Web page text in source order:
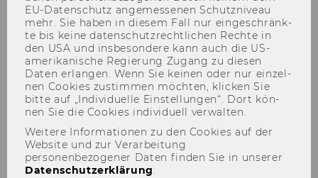
Lehre
EU-​Datenschutz an­ge­mes­se­nen Schutz­ni­veau
mehr. Sie haben in die­sem Fall nur ein­ge­schränk­
te bis keine da­ten­schutz­recht­li­chen Rech­te in
den USA und ins­be­son­de­re kann auch die US-​
amerikanische Re­gie­rung Zu­gang zu die­sen
Daten er­lan­gen. Wenn Sie kei­nen oder nur ein­zel­
nen Coo­kies zu­stim­men möch­ten, kli­cken Sie
bitte auf „In­di­vi­du­el­le Ein­stel­lun­gen“. Dort kön­
nen Sie die Coo­kies in­di­vi­du­ell ver­wal­ten.
Weitere Informationen zu den Cookies auf der
Website und zur Verarbeitung
personenbezogener Daten finden Sie in unserer
Datenschutzerklärung.